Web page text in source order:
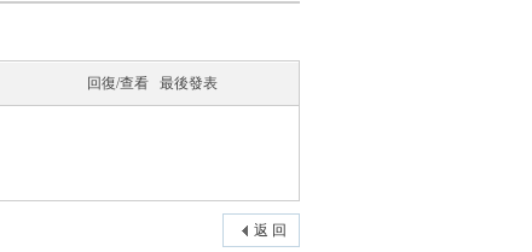
回復/查看 最後發表
返 回